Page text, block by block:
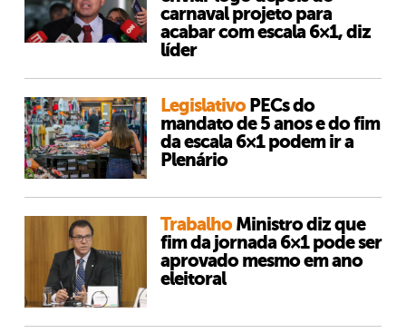
carnaval projeto para
acabar com escala 6×1, diz
líder
Legislativo PECs do
mandato de 5 anos e do fim
da escala 6×1 podem ir a
Plenário
TrabalhoMinistro diz que
fim da jornada 6×1 pode ser
aprovado mesmo em ano
eleitoral